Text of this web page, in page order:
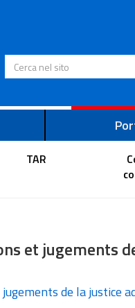
Cerca nel sito
TAR
et jugements
jugements de la justice